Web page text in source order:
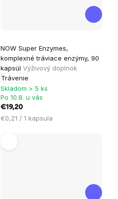
NOW Super Enzymes,
komplexné tráviace enzýmy, 90
kapsúl Výživový doplnok
Trávenie
hodnotenie
produktu
je
5,0
z
5
hviezdičiek.
Skladom > 5 ks
Po 10.8. u vás
€19,20
Jednotková
€0,21 / 1 kapsula